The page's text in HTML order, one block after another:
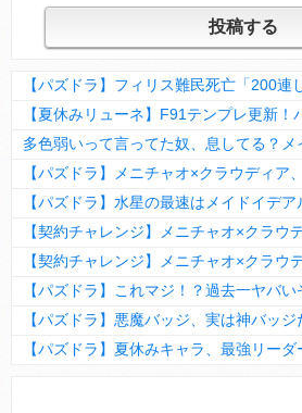
【パズドラ】フィリス難民死亡「200連
【パズドラ】悪魔バッジ、実は神バッ